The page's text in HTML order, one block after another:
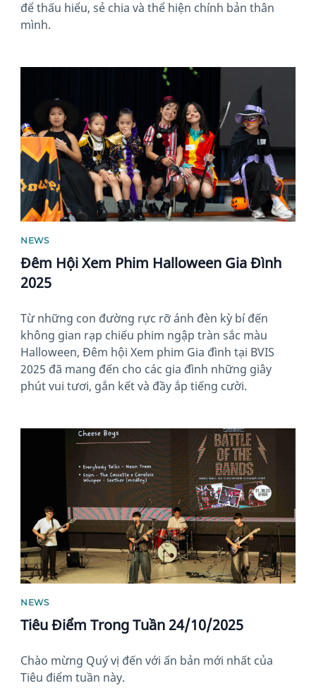
để thấu hiểu, sẻ chia và thể hiện chính bản thân
mình.
NEWS
Đêm Hội Xem Phim Halloween Gia Đình
2025
Từ những con đường rực rỡ ánh đèn kỳ bí đến
không gian rạp chiếu phim ngập tràn sắc màu
Halloween, Đêm hội Xem phim Gia đình tại BVIS
2025 đã mang đến cho các gia đình những giây
phút vui tươi, gắn kết và đầy ắp tiếng cười.
News image
NEWS
Tiêu Điểm Trong Tuần 24/10/2025
Chào mừng Quý vị đến với ấn bản mới nhất của
Tiêu điểm tuần này.